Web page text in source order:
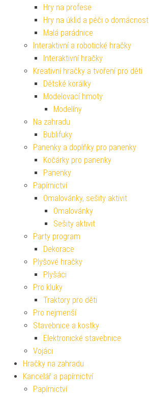
Hry na profese
Hry na úklid a péči o domácnost
Malá parádnice
Interaktivní a robotické hračky
Interaktivní hračky
Kreativní hračky a tvoření pro děti
Dětské korálky
Modelovací hmoty
Modelíny
Na zahradu
Bublifuky
Panenky a doplňky pro panenky
Kočárky pro panenky
Panenky
Papírnictví
Omalovánky, sešity aktivit
Omalovánky
Sešity aktivit
Party program
Dekorace
Plyšové hračky
Plyšáci
Pro kluky
Traktory pro děti
Pro nejmenší
Stavebnice a kostky
Elektronické stavebnice
Vojáci
Hračky na zahradu
Kancelář a papírnictví
Papírnictví